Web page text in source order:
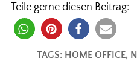
Teile gerne diesen Beitrag:
TAGS: HOME OFFICE,